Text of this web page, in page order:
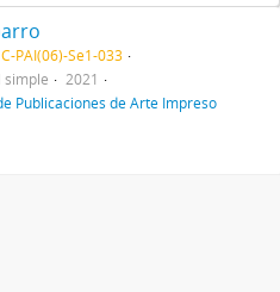
PAI(06)-Se1-033
simple
2021
Publicaciones de Arte Impreso